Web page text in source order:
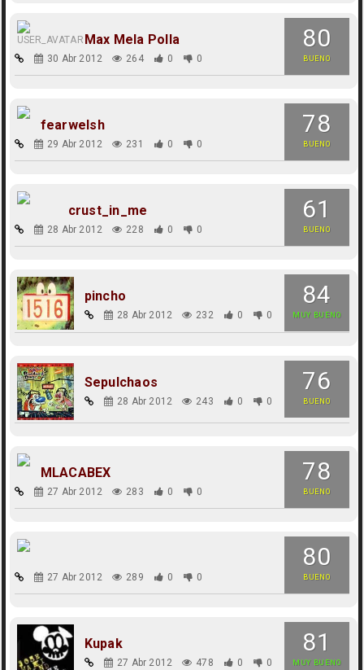
80
BUENO
Max Mela Polla
30 Abr 2012 264 0 0
78
BUENO
fearwelsh
29 Abr 2012 231 0 0
61
BUENO
crust_in_me
28 Abr 2012 228 0 0
84
MUY BUENO
pincho
28 Abr 2012 232 0 0
76
BUENO
Sepulchaos
28 Abr 2012 243 0 0
78
BUENO
MLACABEX
27 Abr 2012 283 0 0
80
BUENO
27 Abr 2012 289 0 0
81
MUY BUENO
Kupak
27 Abr 2012 478 0 0